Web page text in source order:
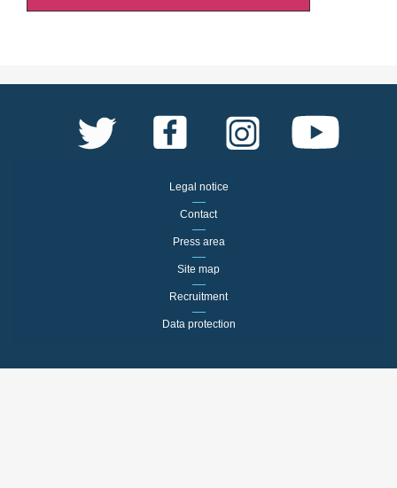
Legal notice
Contact
Press area
Site map
Recruitment
Data protection